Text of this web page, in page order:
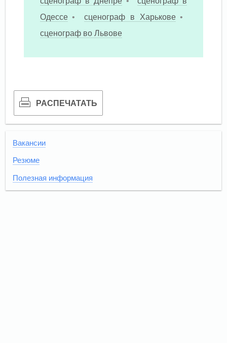
Одессе • сценограф в Харькове •
сценограф во Львове
РАСПЕЧАТАТЬ
Вакансии
Резюме
Полезная информация